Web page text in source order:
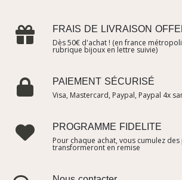
FRAIS DE LIVRAISON
Dès 50€ d'achat ! (en france
rubrique bijoux en lettre suivie)
PAIEMENT SÉCURISÉ
Visa, Mastercard, Paypal, Paypal 4x
PROGRAMME FIDELITE
Pour chaque achat, vous cumulez
transformeront en remise